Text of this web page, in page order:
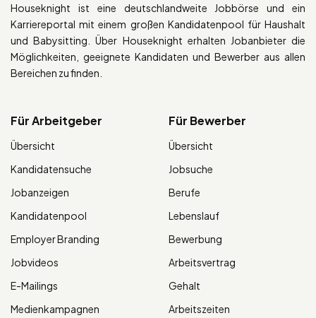
Houseknight ist eine deutschlandweite Jobbörse und ein
Karriereportal mit einem großen Kandidatenpool für Haushalt
und Babysitting. Über Houseknight erhalten Jobanbieter die
Möglichkeiten, geeignete Kandidaten und Bewerber aus allen
Bereichen zu finden.
Für Arbeitgeber
Übersicht
Kandidatensuche
Jobanzeigen
Kandidatenpool
Employer Branding
Jobvideos
E-Mailings
Medienkampagnen
Für Bewerber
Übersicht
Jobsuche
Berufe
Lebenslauf
Bewerbung
Arbeitsvertrag
Gehalt
Arbeitszeiten